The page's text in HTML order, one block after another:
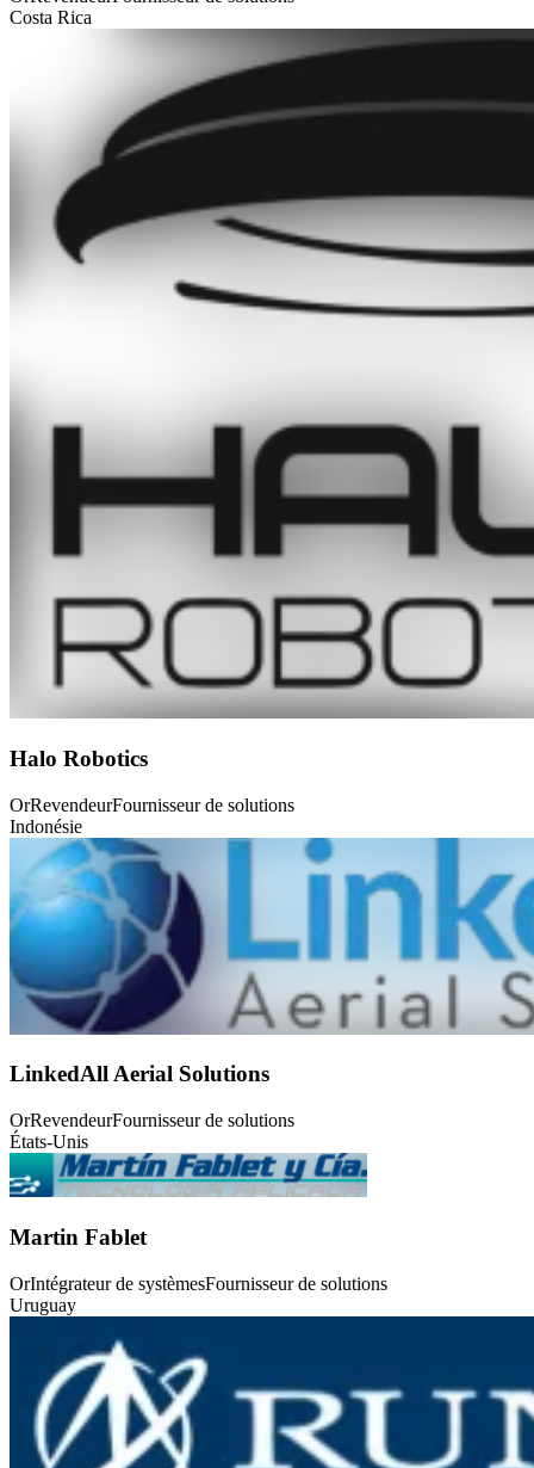
Costa Rica
Halo Robotics
OrRevendeurFournisseur de solutions
Indonésie
LinkedAll Aerial Solutions
OrRevendeurFournisseur de solutions
États-Unis
Martin Fablet
OrIntégrateur de systèmesFournisseur de solutions
Uruguay